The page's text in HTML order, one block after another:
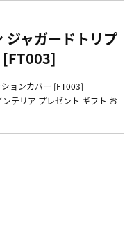
ジャガードトリプ
[FT003]
ョンカバー [FT003]
テリア プレゼント ギフト お